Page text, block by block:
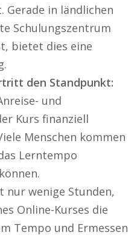
Gerade in ländlichen
Schulungszentrum
bietet dies eine
den Standpunkt:
und
Kurs finanziell
Menschen kommen
Lerntempo
nur wenige Stunden,
Online-Kurses die
Tempo und Ermessen